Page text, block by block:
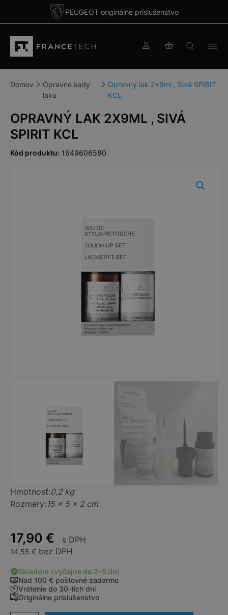
PEUGEOT originálne príslušenstvo
Domov
Opravné sady
laku
Opravný lak 2x9ml , Sivá SPIRIT
KCL
OPRAVNÝ LAK 2X9ML , SIVÁ
SPIRIT KCL
Kód produktu: 1649606580
Hmotnosť 0,2 kg
Rozmery 15 × 5 × 2 cm
Skladom zvyčajne do 2-5 dní
Nad 100 € poštovné zadarmo
Vrátenie do 30-tich dní
Originálne príslušenstvo
17,90 € s DPH
14,55 € bez DPH